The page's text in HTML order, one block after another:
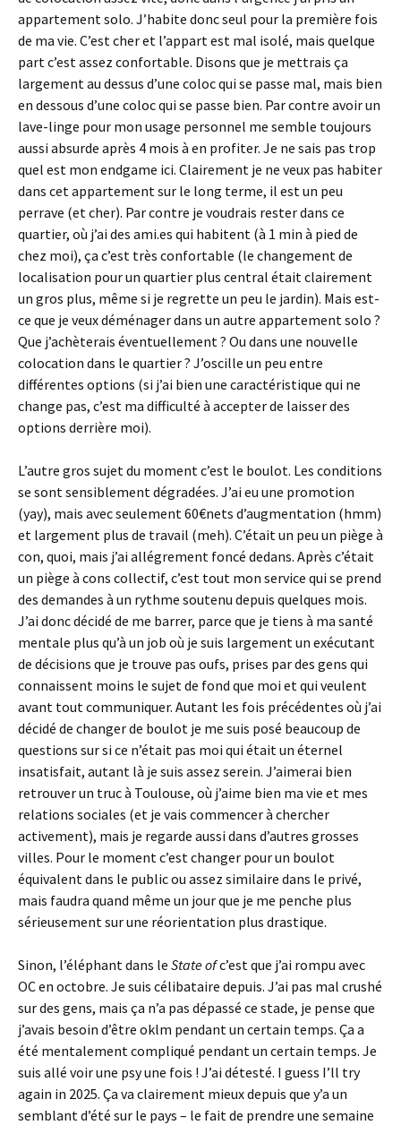
appartement solo. J’habite donc seul pour la première fois
de ma vie. C’est cher et l’appart est mal isolé, mais quelque
part c’est assez confortable. Disons que je mettrais ça
largement au dessus d’une coloc qui se passe mal, mais bien
en dessous d’une coloc qui se passe bien. Par contre avoir un
lave-linge pour mon usage personnel me semble toujours
aussi absurde après 4 mois à en profiter. Je ne sais pas trop
quel est mon endgame ici. Clairement je ne veux pas habiter
dans cet appartement sur le long terme, il est un peu
perrave (et cher). Par contre je voudrais rester dans ce
quartier, où j’ai des ami.es qui habitent (à 1 min à pied de
chez moi), ça c’est très confortable (le changement de
localisation pour un quartier plus central était clairement
un gros plus, même si je regrette un peu le jardin). Mais est-
ce que je veux déménager dans un autre appartement solo ?
Que j’achèterais éventuellement ? Ou dans une nouvelle
colocation dans le quartier ? J’oscille un peu entre
différentes options (si j’ai bien une caractéristique qui ne
change pas, c’est ma difficulté à accepter de laisser des
options derrière moi).
L’autre gros sujet du moment c’est le boulot. Les conditions
se sont sensiblement dégradées. J’ai eu une promotion
(yay), mais avec seulement 60€nets d’augmentation (hmm)
et largement plus de travail (meh). C’était un peu un piège à
con, quoi, mais j’ai allégrement foncé dedans. Après c’était
un piège à cons collectif, c’est tout mon service qui se prend
des demandes à un rythme soutenu depuis quelques mois.
J’ai donc décidé de me barrer, parce que je tiens à ma santé
mentale plus qu’à un job où je suis largement un exécutant
de décisions que je trouve pas oufs, prises par des gens qui
connaissent moins le sujet de fond que moi et qui veulent
avant tout communiquer. Autant les fois précédentes où j’ai
décidé de changer de boulot je me suis posé beaucoup de
questions sur si ce n’était pas moi qui était un éternel
insatisfait, autant là je suis assez serein. J’aimerai bien
retrouver un truc à Toulouse, où j’aime bien ma vie et mes
relations sociales (et je vais commencer à chercher
activement), mais je regarde aussi dans d’autres grosses
villes. Pour le moment c’est changer pour un boulot
équivalent dans le public ou assez similaire dans le privé,
mais faudra quand même un jour que je me penche plus
sérieusement sur une réorientation plus drastique.
Sinon, l’éléphant dans le State ofc’est que j’ai rompu avec
OC en octobre. Je suis célibataire depuis. J’ai pas mal crushé
sur des gens, mais ça n’a pas dépassé ce stade, je pense que
j’avais besoin d’être oklm pendant un certain temps. Ça a
été mentalement compliqué pendant un certain temps. Je
suis allé voir une psy une fois ! J’ai détesté. I guess I’ll try
again in 2025. Ça va clairement mieux depuis que y’a un
semblant d’été sur le pays – le fait de prendre une semaine